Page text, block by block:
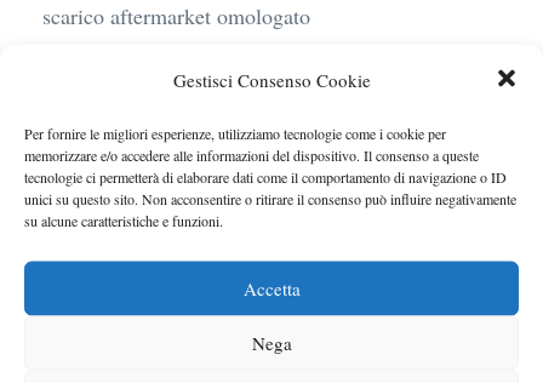
Gestisci Consenso Cookie
Per fornire le migliori esperienze, utilizziamo tecnologie come i cookie per
memorizzare e/o accedere alle informazioni del dispositivo. Il consenso a queste
tecnologie ci permetterà di elaborare dati come il comportamento di navigazione o ID
unici su questo sito. Non acconsentire o ritirare il consenso può influire negativamente
su alcune caratteristiche e funzioni.
Accetta
Nega
scarico aftermarket omologato
sostenibile, stile, anche con noleggio a lungo
termine
Ufficiale l’arrivo degli stop lampeggianti
obbligatori in Italia